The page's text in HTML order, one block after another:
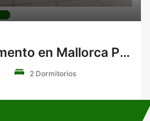
Venta de Apartamento en Mallorca Park Village
2 Dormitorios